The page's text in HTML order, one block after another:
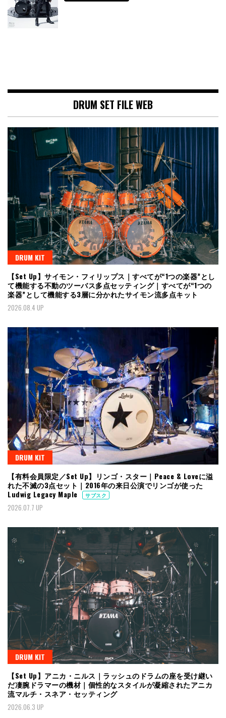
DRUM SET FILE WEB
DRUM KIT
【Set Up】サイモン・フィリップス｜すべてが“1つの楽器”とし
て機能する不動のツーバス多点セッティング｜すべてが“1つの
楽器”として機能する3層に分かれたサイモン流多点キット
2026.08.4 UP
DRUM KIT
【有料会員限定／Set Up】リンゴ・スター｜Peace & Loveに溢
れた不滅の3点セット｜2016年の来日公演でリンゴが使った
Ludwig Legacy Maple
サブスク
2026.07.7 UP
DRUM KIT
【Set Up】アニカ・ニルス｜ラッシュのドラムの座を受け継い
だ凄腕ドラマーの機材｜個性的なスタイルが凝縮されたアニカ
流マルチ・スネア・セッティング
2026.06.3 UP